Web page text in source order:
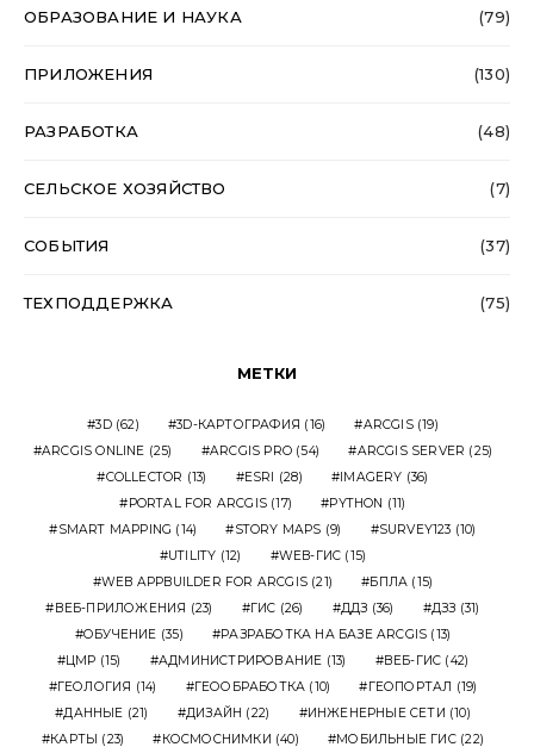
ОБРАЗОВАНИЕ И НАУКА (79)
ПРИЛОЖЕНИЯ (130)
РАЗРАБОТКА (48)
СЕЛЬСКОЕ ХОЗЯЙСТВО (7)
СОБЫТИЯ (37)
ТЕХПОДДЕРЖКА (75)
МЕТКИ
3D(62) 3D-КАРТОГРАФИЯ (16) ARCGIS(19)
ARCGIS ONLINE (25) ARCGIS PRO (54) ARCGIS SERVER (25)
COLLECTOR (13) ESRI (28) IMAGERY (36)
PORTAL FOR ARCGIS (17) PYTHON (11)
SMART MAPPING (14) STORY MAPS (9) SURVEY123 (10)
UTILITY (12) WEB-ГИС (15)
WEB APPBUILDER FOR ARCGIS(21) БПЛА (15)
ВЕБ-ПРИЛОЖЕНИЯ (23) ГИС (26) ДДЗ (36) ДЗЗ (31)
ОБУЧЕНИЕ (35) РАЗРАБОТКА НА БАЗЕ ARCGIS (13)
ЦМР (15) АДМИНИСТРИРОВАНИЕ (13) ВЕБ-ГИС (42)
ГЕОЛОГИЯ (14) ГЕООБРАБОТКА (10) ГЕОПОРТАЛ (19)
ДАННЫЕ (21) ДИЗАЙН (22) ИНЖЕНЕРНЫЕ СЕТИ (10)
КАРТЫ (23) КОСМОСНИМКИ (40) МОБИЛЬНЫЕ ГИС(22)